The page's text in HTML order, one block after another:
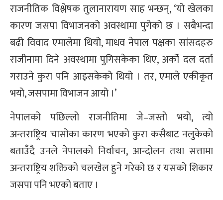
राजनीतिक विश्लेषक तुलानारायण साह भन्छन्, ‘यो खेलका
कारण जसपा विभाजनको अवस्थामा पुगेको छ । सबैभन्दा
बढी विवाद एमालेमा थियो, माधव नेपाल पक्षका सांसदहरु
राजीनामा दिने अवस्थामा पुगिसकेका थिए, अर्को दल दर्ता
गराउने कुरा पनि आइसकेको थियो । तर, एमाले एकीकृत
भयो, जसपामा विभाजन आयो ।’
नेपालको पछिल्लो राजनीतिमा जे–जस्तो भयो, त्यो
अन्तराष्ट्रिय चासोका कारण भएको कुरा कसैबाट नलुकेको
बताउँदै उनले नेपालको निर्वाचन, आन्दोलन तथा सत्तामा
अन्तराष्ट्रिय शक्तिको चलखेल हुने गरेको छ र यसको शिकार
जसपा पनि भएको बताए ।